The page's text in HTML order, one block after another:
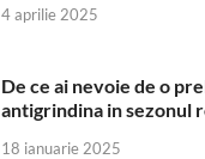
4 aprilie 2025
De ce ai nevoie de o
antigrindina in sezonul
18 ianuarie 2025